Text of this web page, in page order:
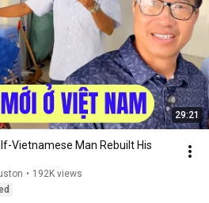
29:21
Vietnamese Man Rebuilt His
• 192K views